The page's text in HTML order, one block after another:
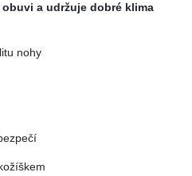
a udržuje dobré klima
nohy